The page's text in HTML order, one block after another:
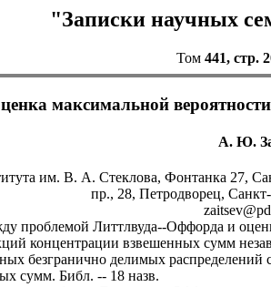
"Записки научных
Том 441, стр.
максимальной
А. Ю.
им. В. А. Стеклова, Фонтанка 27,
пр., 28, Петродворец,
проблемой Литтлвуда--Оффорда и
концентрации взвешенных сумм
безгранично делимыx
сумм. Библ. -- 18 назв.